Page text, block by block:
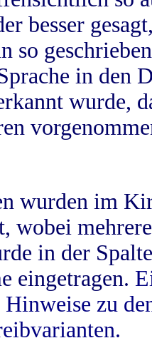
besser
so
in
wurde,
wurden im
wobei
in der
eingetragen.
zu